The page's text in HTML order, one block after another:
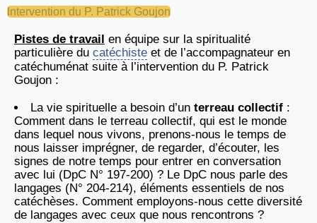
Intervention du P. Patrick Goujon
Pistes de travail en équipe sur la spiritualité
particulière du catéchiste et de l’accompagnateur en
catéchuménat suite à l’intervention du P. Patrick
Goujon :
La vie spirituelle a besoin d’un terreau collectif :
Comment dans le terreau collectif, qui est le monde
dans lequel nous vivons, prenons-nous le temps de
nous laisser imprégner, de regarder, d’écouter, les
signes de notre temps pour entrer en conversation
avec lui (DpC N° 197-200) ? Le DpC nous parle des
langages (N° 204-214), éléments essentiels de nos
catéchèses. Comment employons-nous cette diversité
de langages avec ceux que nous rencontrons ?